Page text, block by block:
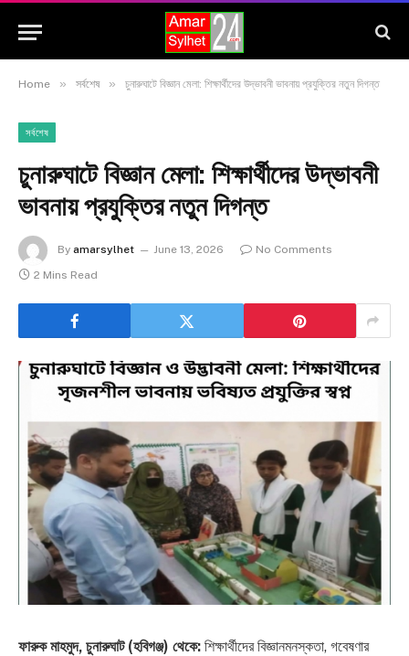
Home » সর্বশেষ » চুনারুঘাটে বিজ্ঞান মেলা: শিক্ষার্থীদের উদ্ভাবনী ভাবনায় প্রযুক্তির নতুন দিগন্ত
সর্বশেষ
চুনারুঘাটে বিজ্ঞান মেলা: শিক্ষার্থীদের উদ্ভাবনী
ভাবনায় প্রযুক্তির নতুন দিগন্ত
By amarsylhet June 13, 2026
No Comments
2 Mins Read
ফারুক মাহমুদ, চুনারুঘাট (হবিগঞ্জ) থেকে: শিক্ষার্থীদের বিজ্ঞানমনস্কতা, গবেষণার